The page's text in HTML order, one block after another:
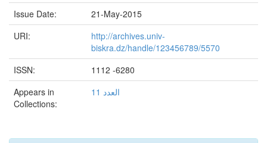
Issue Date:
21-May-2015
URI:
http://archives.univ-
biskra.dz/handle/123456789/5570
ISSN:
1112 -6280
Appears in
Collections:
العدد 11